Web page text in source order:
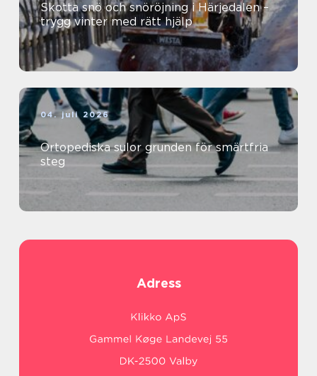
Skotta snö och snöröjning i Härjedalen –
trygg vinter med rätt hjälp
04. juli 2026
Ortopediska sulor grunden för smärtfria
steg
Adress